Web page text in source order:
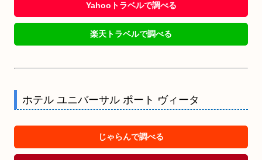
Yahooトラベルで調べる
楽天トラベルで調べる
ホテル ユニバーサル ポート ヴィータ
じゃらんで調べる